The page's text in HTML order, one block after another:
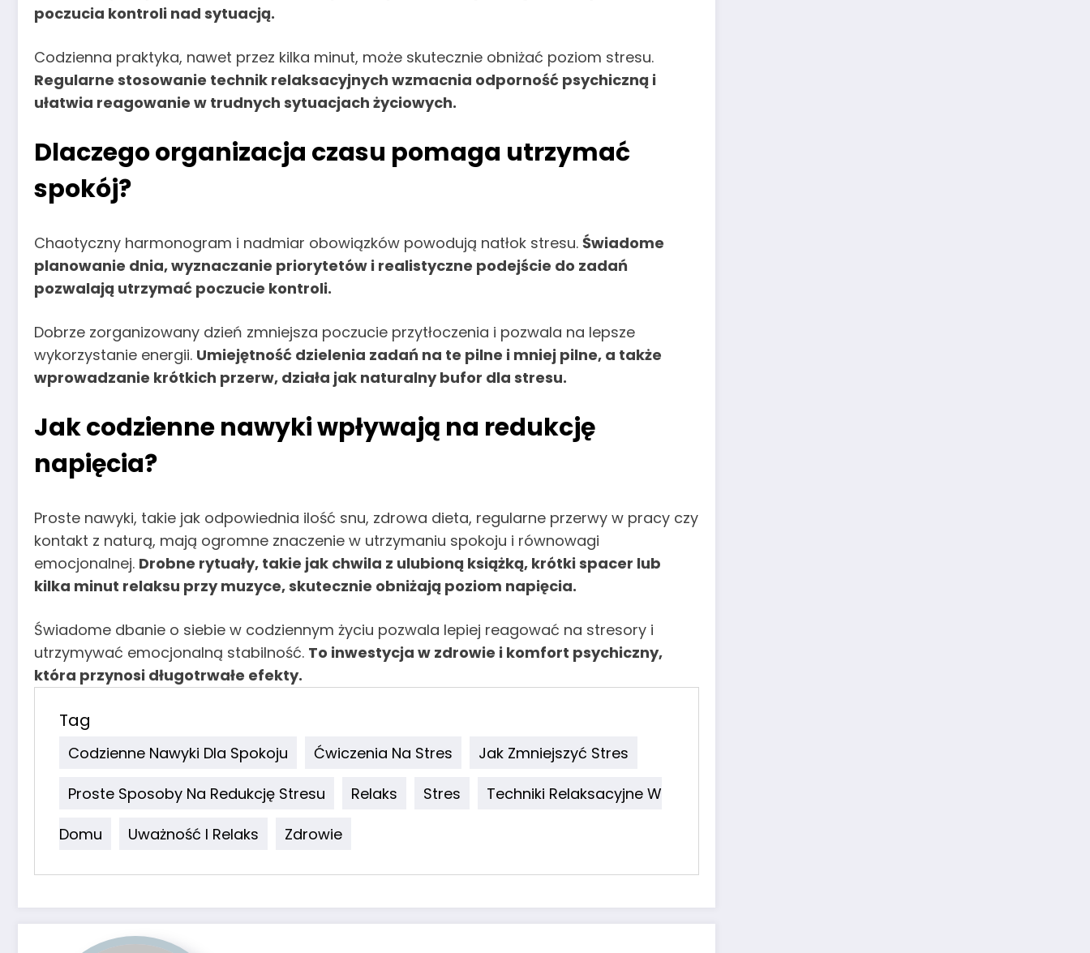
poczucia kontroli nad sytuacją.
Codzienna praktyka, nawet przez kilka minut, może skutecznie obniżać poziom stresu.
Regularne stosowanie technik relaksacyjnych wzmacnia odporność psychiczną i
ułatwia reagowanie w trudnych sytuacjach życiowych.
Dlaczego organizacja czasu pomaga utrzymać
spokój?
Chaotyczny harmonogram i nadmiar obowiązków powodują natłok stresu. Świadome
planowanie dnia, wyznaczanie priorytetów i realistyczne podejście do zadań
pozwalają utrzymać poczucie kontroli.
Dobrze zorganizowany dzień zmniejsza poczucie przytłoczenia i pozwala na lepsze
wykorzystanie energii. Umiejętność dzielenia zadań na te pilne i mniej pilne, a także
wprowadzanie krótkich przerw, działa jak naturalny bufor dla stresu.
Jak codzienne nawyki wpływają na redukcję
napięcia?
Proste nawyki, takie jak odpowiednia ilość snu, zdrowa dieta, regularne przerwy w pracy czy
kontakt z naturą, mają ogromne znaczenie w utrzymaniu spokoju i równowagi
emocjonalnej. Drobne rytuały, takie jak chwila z ulubioną książką, krótki spacer lub
kilka minut relaksu przy muzyce, skutecznie obniżają poziom napięcia.
Świadome dbanie o siebie w codziennym życiu pozwala lepiej reagować na stresory i
utrzymywać emocjonalną stabilność. To inwestycja w zdrowie i komfort psychiczny,
która przynosi długotrwałe efekty.
Tag
Codzienne Nawyki Dla Spokoju Ćwiczenia Na Stres
Jak Zmniejszyć Stres
Proste Sposoby Na Redukcję Stresu
Relaks Stres
Techniki Relaksacyjne W
Domu
Uważność I Relaks Zdrowie